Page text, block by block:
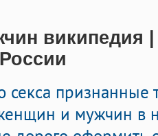
википедия |
секса признанные
и мужчин в